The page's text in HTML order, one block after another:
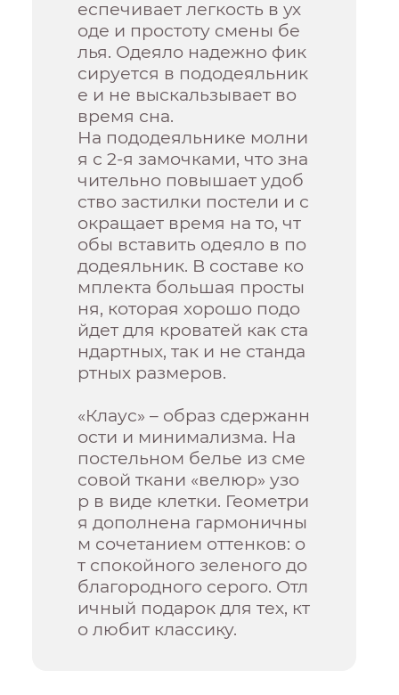
еспечивает легкость в ух
оде и простоту смены бе
лья. Одеяло надежно фик
сируется в пододеяльник
е и не выскальзывает во
время сна.
На пододеяльнике молни
я с 2-я замочками, что зна
чительно повышает удоб
ство застилки постели и с
окращает время на то, чт
обы вставить одеяло в по
додеяльник. В составе ко
мплекта большая просты
ня, которая хорошо подо
йдет для кроватей как ста
ндартных, так и не станда
ртных размеров.
«Клаус» – образ сдержанн
ости и минимализма. На
постельном белье из сме
совой ткани «велюр» узо
р в виде клетки. Геометри
я дополнена гармоничны
м сочетанием оттенков: о
т спокойного зеленого до
благородного серого. Отл
ичный подарок для тех, кт
о любит классику.